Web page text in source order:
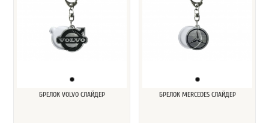
БРЕЛОК VOLVO СЛАЙДЕР БРЕЛОК MERCEDES СЛАЙДЕР